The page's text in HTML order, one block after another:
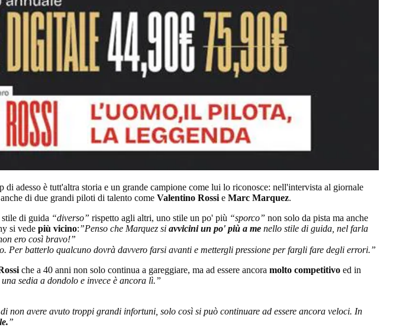
adesso è tutt'altra storia e un grande campione come lui lo riconosce: nell'intervista al giornale
di due grandi piloti di talento come Valentino Rossi e Marc Marquez.
di guida “diverso” rispetto agli altri, uno stile un po' più “sporco” non solo da pista ma anche
si vede più vicino:”Penso che Marquez si avvicini un po' più a me nello stile di guida, nel farla
ero così bravo!”
Per batterlo qualcuno dovrà davvero farsi avanti e mettergli pressione per fargli fare degli errori.”
che a 40 anni non solo continua a gareggiare, ma ad essere ancora molto competitivo ed in
sedia a dondolo e invece è ancora lì.”
non avere avuto troppi grandi infortuni, solo così si può continuare ad essere ancora veloci. In
”